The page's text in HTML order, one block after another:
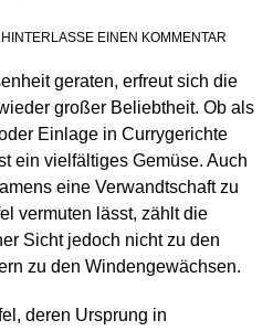
HINTERLASSE EINEN KOMMENTAR
geraten, erfreut sich die
großer Beliebtheit. Ob als
Einlage in Currygerichte
ein vielfältiges Gemüse. Auch
eine Verwandtschaft zu
vermuten lässt, zählt die
Sicht jedoch nicht zu den
zu den Windengewächsen.
deren Ursprung in